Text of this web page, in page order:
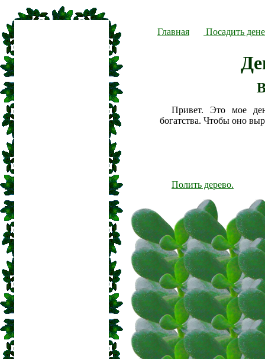
Главная Посадить
Привет. Это мое
богатства. Чтобы оно
Полить дерево.